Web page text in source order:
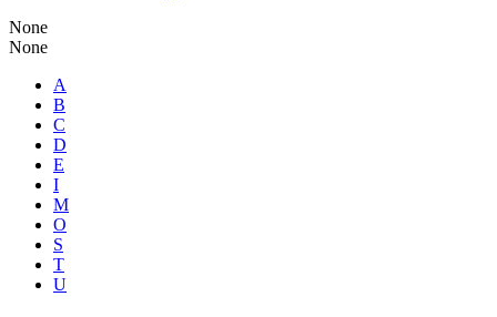
None
None
A
B
C
D
E
I
M
O
S
T
U